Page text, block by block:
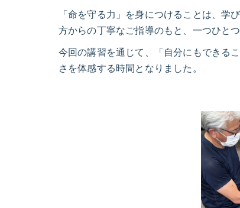
「命を守る力」を身につけることは、
方からの丁寧なご指導のもと、一つひと
今回の講習を通じて、「自分にもできる
さを体感する時間となりました。